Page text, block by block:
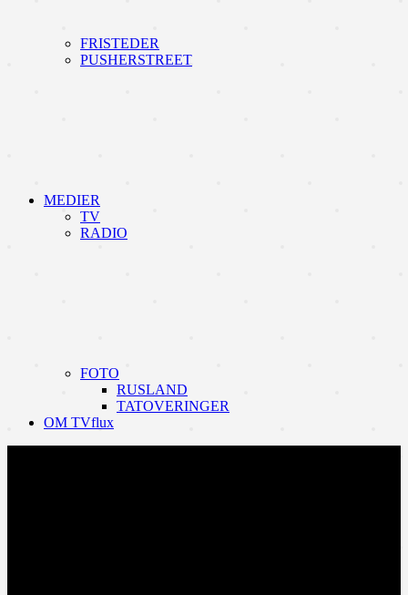
FRISTEDER
PUSHERSTREET
MEDIER
TV
RADIO
FOTO
RUSLAND
TATOVERINGER
OM TVflux